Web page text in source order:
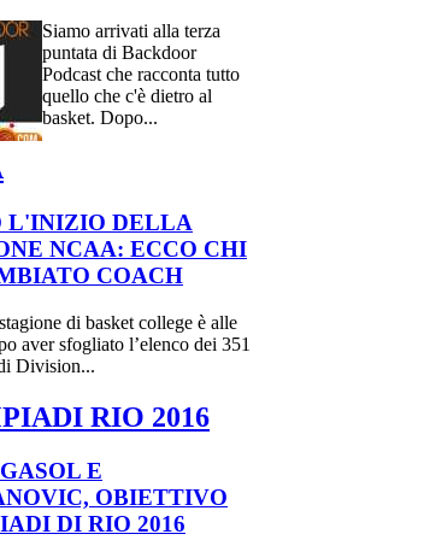
Siamo arrivati alla terza
puntata di Backdoor
Podcast che racconta tutto
quello che c'è dietro al
basket. Dopo...
L'INIZIO DELLA
NCAA: ECCO CHI
COACH
di basket college è alle
aver sfogliato l’elenco dei 351
Division...
RIO 2016
E
OBIETTIVO
DI RIO 2016